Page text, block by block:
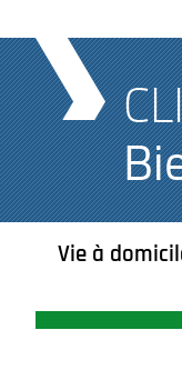
Vie à